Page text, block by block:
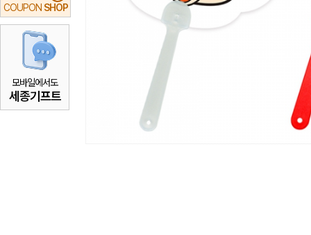
COUPON SHOP
모바일에서도
세종기프트